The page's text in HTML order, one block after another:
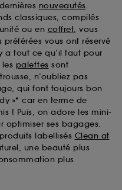
nouveautés.
classiques, compilés
ou en coffret, vous
vous ont réservé
a tout ce qu’il faut pour
palettes sont
n’oubliez pas
qui font toujours bon
»* car en terme de
! Puis, on adore les mini-
optimiser ses bagages.
labellisés Clean at
une beauté plus
plus